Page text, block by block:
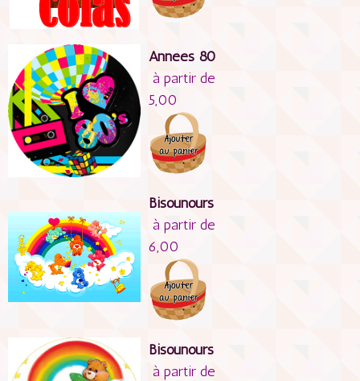
Années 80
à partir de
5,00
Bisounours
à partir de
6,00
Bisounours
à partir de